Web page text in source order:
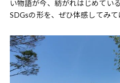
い物語が今、紡がれはじめてい
SDGsの形を、ぜひ体感してみて